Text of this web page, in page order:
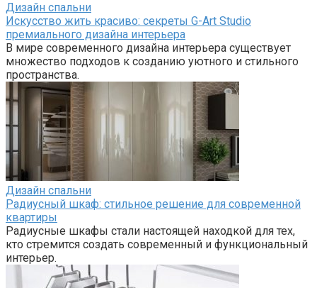
Дизайн спальни
Искусство жить красиво: секреты G-Art Studio
премиального дизайна интерьера
В мире современного дизайна интерьера существует
множество подходов к созданию уютного и стильного
пространства.
Дизайн спальни
Радиусный шкаф: стильное решение для современной
квартиры
Радиусные шкафы стали настоящей находкой для тех,
кто стремится создать современный и функциональный
интерьер.